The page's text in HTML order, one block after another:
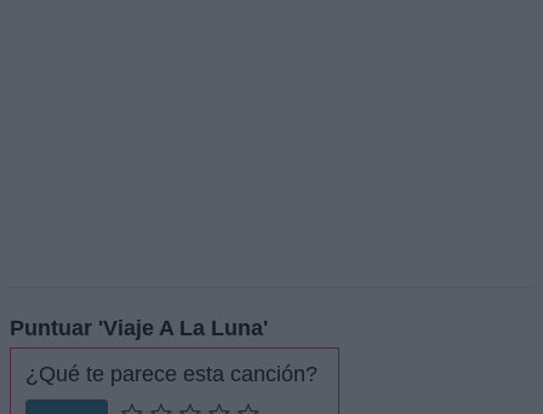
Puntuar 'Viaje A La Luna'
¿Qué te parece esta canción?